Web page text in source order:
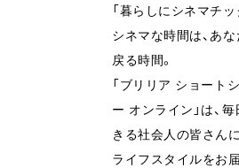
「暮らしにシネマチッ
シネマな時間は、あ
戻る時間。
「ブリリア ショート
ー オンライン」は、
きる社会人の皆さん
ライフスタイルをお